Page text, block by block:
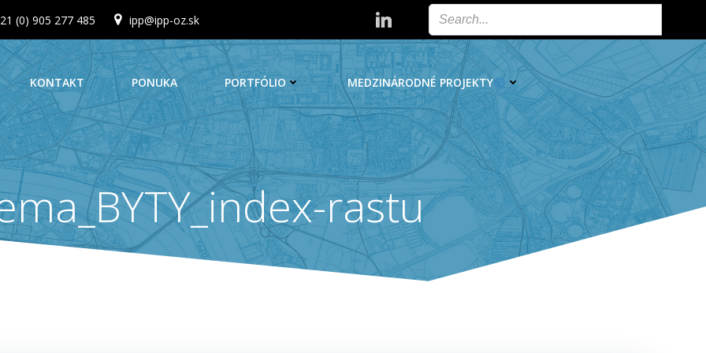
(0) 905 277 485 ipp@ipp-oz.sk
KONTAKT PONUKA PORTFÓLIO MEDZINÁRODNÉ PROJEKTY
rastu